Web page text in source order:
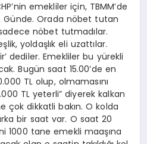
emekliler için, TBMM’de
Günde. Orada nöbet tutan
nöbet tutmadılar.
yoldaşlık eli uzattılar.
dediler. Emekliler bu yürekli
Bugün saat 15.00’de en
TL olup, olmamasını
TL yeterli” diyerek kalkan
çok dikkatli bakın. O kolda
bir saat var. O saat 20
1000 tane emekli maaşına